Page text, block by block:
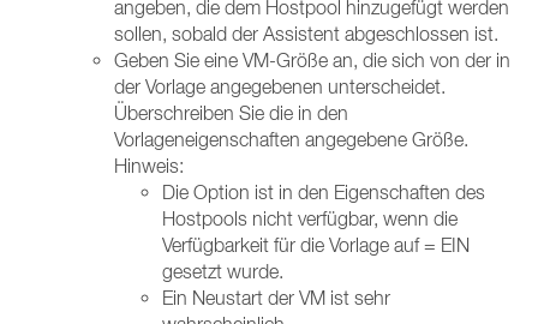
angeben, die dem Hostpool hinzugefügt werden
sollen, sobald der Assistent abgeschlossen ist.
Geben Sie eine VM-Größe an, die sich von der in
der Vorlage angegebenen unterscheidet.
Überschreiben Sie die in den
Vorlageneigenschaften angegebene Größe.
Hinweis:
Die Option ist in den Eigenschaften des
Hostpools nicht verfügbar, wenn die
Verfügbarkeit für die Vorlage auf = EIN
gesetzt wurde.
Ein Neustart der VM ist sehr